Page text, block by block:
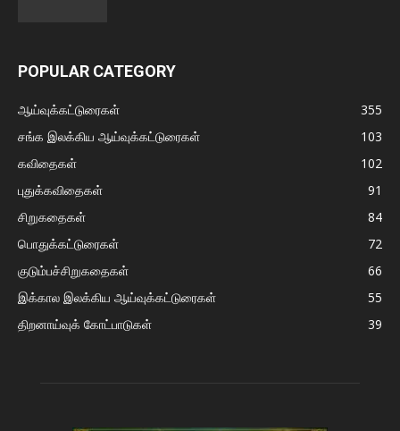
POPULAR CATEGORY
ஆய்வுக்கட்டுரைகள்
355
சங்க இலக்கிய ஆய்வுக்கட்டுரைகள்
103
கவிதைகள்
102
புதுக்கவிதைகள்
91
சிறுகதைகள்
84
பொதுக்கட்டுரைகள்
72
குடும்பச்சிறுகதைகள்
66
இக்கால இலக்கிய ஆய்வுக்கட்டுரைகள்
55
திறனாய்வுக் கோட்பாடுகள்
39